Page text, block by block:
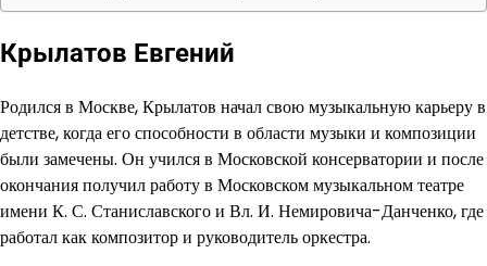
Крылатов Евгений
Родился в Москве, Крылатов начал свою музыкальную карьеру в
детстве, когда его способности в области музыки и композиции
были замечены. Он учился в Московской консерватории и после
окончания получил работу в Московском музыкальном театре
имени К. С. Станиславского и Вл. И. Немировича-Данченко, где
работал как композитор и руководитель оркестра.